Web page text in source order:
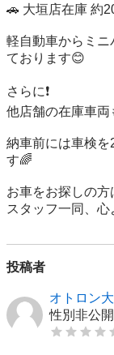
🚗 大垣店在庫 約
軽自動車からミニ
ております😊
さらに❗
他店舗の在庫車両
納車前には車検
す🌈
お車をお探しの
スタッフ一同、
投稿者
オトロン
性別非公開